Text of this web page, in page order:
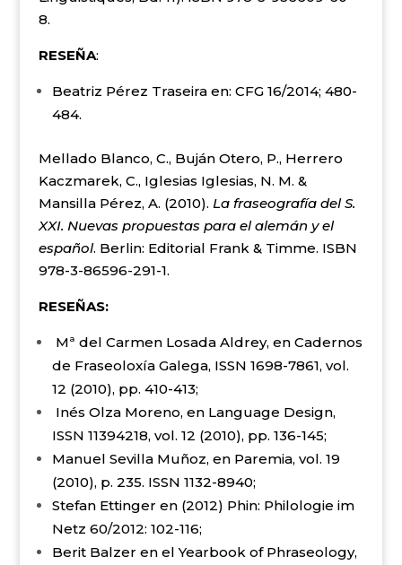
8.
RESEÑA:
Beatriz Pérez Traseira en: CFG 16/2014; 480-
484.
Mellado Blanco, C., Buján Otero, P., Herrero
Kaczmarek, C., Iglesias Iglesias, N. M. &
Mansilla Pérez, A. (2010). La fraseografía del S.
XXI. Nuevas propuestas para el alemán y el
español. Berlin: Editorial Frank & Timme. ISBN
978-3-86596-291-1.
RESEÑAS:
Mª del Carmen Losada Aldrey, en Cadernos
de Fraseoloxía Galega, ISSN 1698-7861, vol.
12 (2010), pp. 410-413;
Inés Olza Moreno, en Language Design,
ISSN 11394218, vol. 12 (2010), pp. 136-145;
Manuel Sevilla Muñoz, en Paremia, vol. 19
(2010), p. 235. ISSN 1132-8940;
Stefan Ettinger en (2012) Phin: Philologie im
Netz 60/2012: 102-116;
Berit Balzer en el Yearbook of Phraseology,